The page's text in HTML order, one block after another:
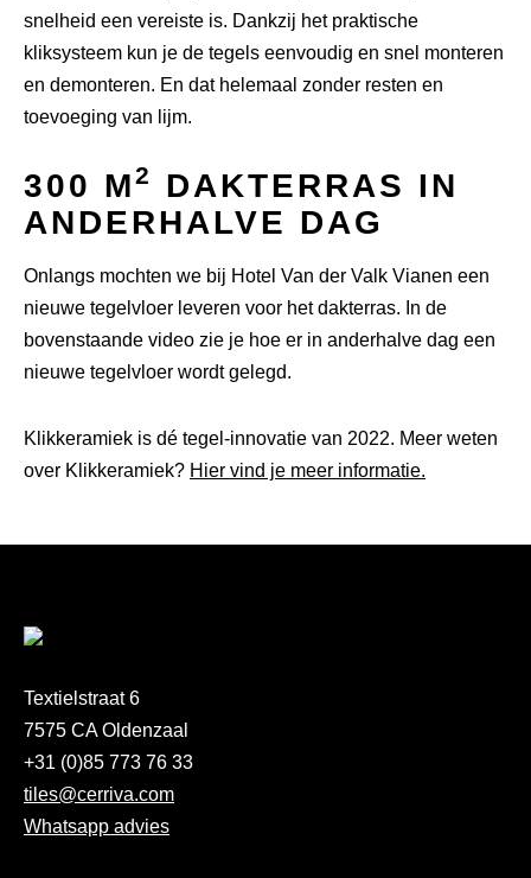
snelheid een vereiste is. Dankzij het praktische
kliksysteem kun je de tegels eenvoudig en snel monteren
en demonteren. En dat helemaal zonder resten en
toevoeging van lijm.
300 M2
DAKTERRAS IN
ANDERHALVE DAG
Onlangs mochten we bij Hotel Van der Valk Vianen een
nieuwe tegelvloer leveren voor het dakterras. In de
bovenstaande video zie je hoe er in anderhalve dag een
nieuwe tegelvloer wordt gelegd.
Klikkeramiek is dé tegel-innovatie van 2022. Meer weten
over Klikkeramiek? Hier vind je meer informatie.
Textielstraat 6
7575 CA Oldenzaal
+31 (0)85 773 76 33
tiles@cerriva.com
Whatsapp advies